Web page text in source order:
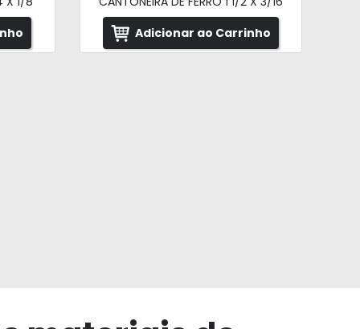
Adicionar ao Carrinho